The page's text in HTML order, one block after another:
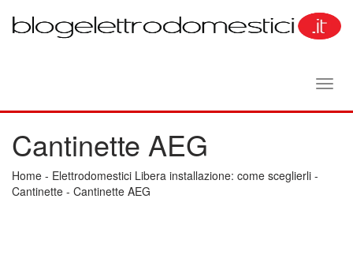
Cantinette AEG
Home - Elettrodomestici Libera installazione: come sceglierli -
Cantinette - Cantinette AEG